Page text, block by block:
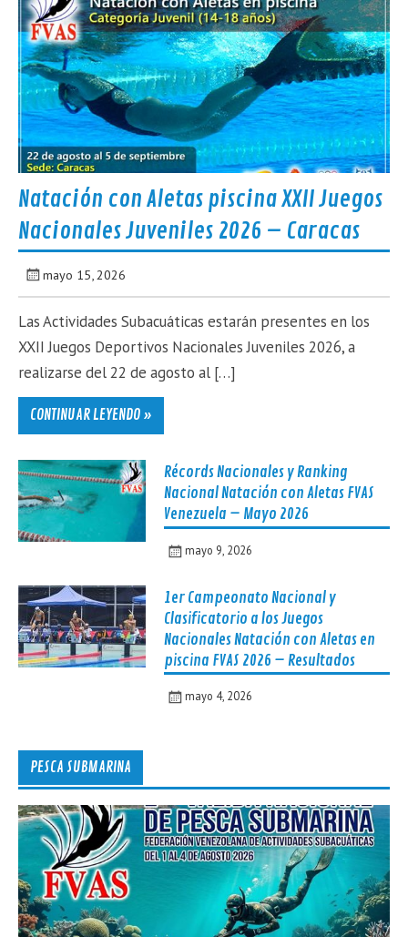
Natación con Aletas piscina XXII Juegos
Nacionales Juveniles 2026 – Caracas
mayo 15, 2026
Las Actividades Subacuáticas estarán presentes en los
XXII Juegos Deportivos Nacionales Juveniles 2026, a
realizarse del 22 de agosto al […]
CONTINUAR LEYENDO »
Récords Nacionales y Ranking
Nacional Natación con Aletas FVAS
Venezuela – Mayo 2026
mayo 9, 2026
1er Campeonato Nacional y
Clasificatorio a los Juegos
Nacionales Natación con Aletas en
piscina FVAS 2026 – Resultados
mayo 4, 2026
PESCA SUBMARINA